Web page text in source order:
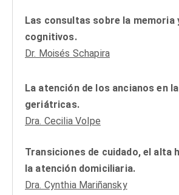
Las consultas sobre la
cognitivos.
Dr. Moisés Schapira
La atención de los ancianos en
geriátricas.
Dra. Cecilia Volpe
Transiciones de cuidado, el alta
la atención domiciliaria.
Dra. Cynthia Mariñansky